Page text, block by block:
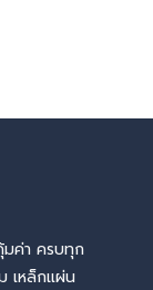
มค่า ครบทุก
เหล็กแผ่น